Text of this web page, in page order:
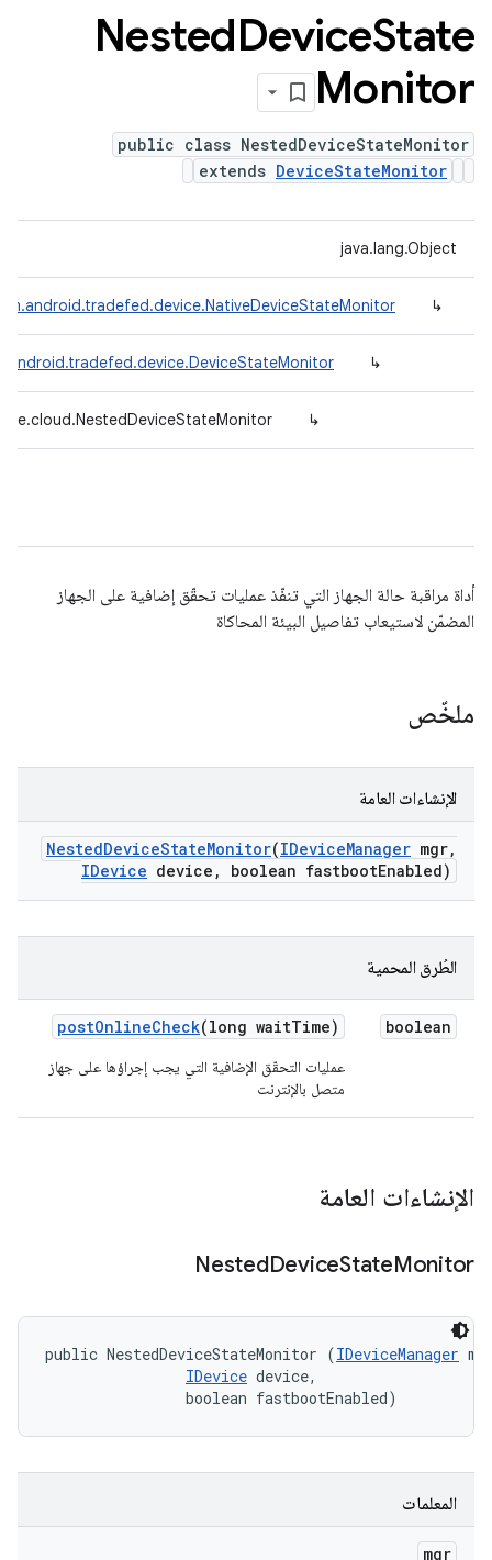
NestedDeviceState
Monitor
public class NestedDeviceStateMonitor
extends DeviceStateMonitor
java.lang.Object
↳
↳
↳
أداة مراقبة حالة الجهاز التي تنفّذ عمليات تحقّق إضافية على الجهاز
المضمّن لاستيعاب تفاصيل البيئة المحاكاة
ملخّص
الإنشاءات العامة
NestedDeviceStateMonitor(IDeviceManager mgr,
IDevice device , boolean fastbootEnabled)
الطُرق المحمية
boolean
postOnlineCheck(long waitTime)
عمليات التحقّق الإضافية التي يجب إجراؤها على جهاز
متصل بالإنترنت
الإنشاءات العامة
NestedDeviceStateMonitor
public NestedDeviceStateMonitor (IDeviceManager
IDevice device,
                boolean fastbootEnabled)
المعلمات
mgr